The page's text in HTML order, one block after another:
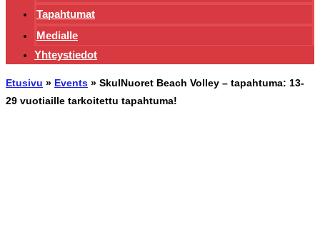
Tapahtumat
Medialle
Yhteystiedot
Etusivu » Events » SkulNuoret Beach Volley – tapahtuma: 13-
29 vuotiaille tarkoitettu tapahtuma!